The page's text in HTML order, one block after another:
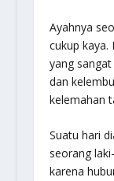
Ayahnya
cukup
yang
dan
kelemahan
Suatu hari
seorang
karena